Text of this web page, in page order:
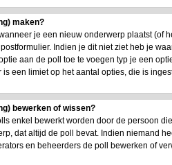
maken?
je een nieuw onderwerp plaatst (of
Indien je dit niet ziet heb je
aan de poll toe te voegen typ je een
een limiet op het aantal opties, die is
bewerken of wissen?
enkel bewerkt worden door de persoon
dat altijd de poll bevat. Indien niemand
en beheerders de poll bewerken of